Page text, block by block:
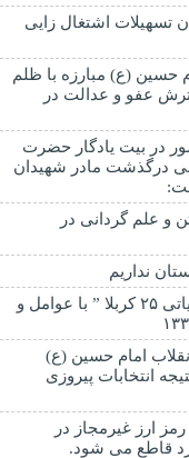
تومان تسهیلات اشتغال زایی
حسین (ع) مبارزه با ظلم
عفو و عدالت در
در بیت یادگار حضرت
درگذشت مادر شهیدان
و علم گردانی در
نداریم
دیدار فرمانده لشکر عملیاتی ۲۵ کربلا ” با عوامل و
امام حسین (ع)
انتخابات پیروزی
رمز ارز غیرمجاز در
قاطع می شود.